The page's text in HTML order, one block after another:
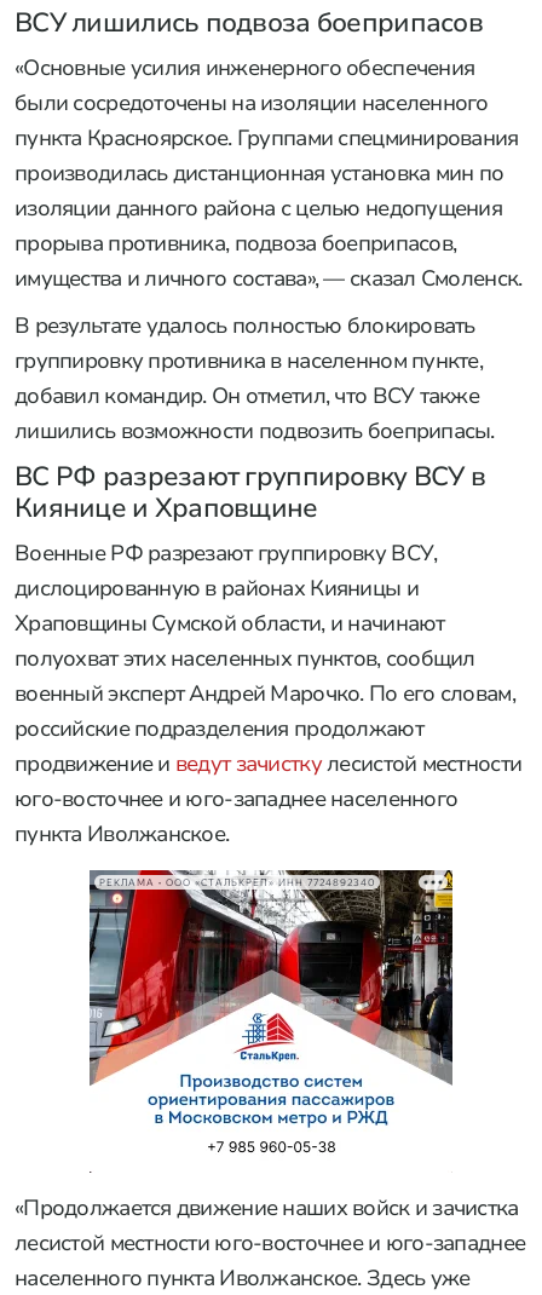
ВСУ лишились подвоза боеприпасов
«Основные усилия инженерного обеспечения
были сосредоточены на изоляции населенного
пункта Красноярское. Группами спецминирования
производилась дистанционная установка мин по
изоляции данного района с целью недопущения
прорыва противника, подвоза боеприпасов,
имущества и личного состава», — сказал Смоленск.
В результате удалось полностью блокировать
группировку противника в населенном пункте,
добавил командир. Он отметил, что ВСУ также
лишились возможности подвозить боеприпасы.
ВС РФ разрезают группировку ВСУ в
Киянице и Храповщине
Военные РФ разрезают группировку ВСУ,
дислоцированную в районах Кияницы и
Храповщины Сумской области, и начинают
полуохват этих населенных пунктов, сообщил
военный эксперт Андрей Марочко. По его словам,
российские подразделения продолжают
продвижение и ведут зачисткулесистой местности
юго-восточнее и юго-западнее населенного
пункта Иволжанское.
РЕКЛАМА • ООО «СТАЛЬКРЕП» ИНН 7724892340
«Продолжается движение наших войск и зачистка
лесистой местности юго-восточнее и юго-западнее
населенного пункта Иволжанское. Здесь уже